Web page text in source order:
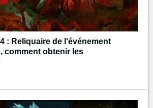
: Reliquaire de l'événement
comment obtenir les